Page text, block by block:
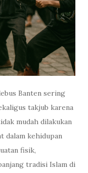
Banten sering
takjub karena
mudah dilakukan
dalam kehidupan
fisik,
tradisi Islam di